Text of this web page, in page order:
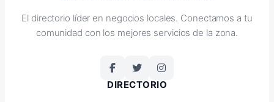
El directorio líder en negocios locales. Conectamos a tu
comunidad con los mejores servicios de la zona.
DIRECTORIO